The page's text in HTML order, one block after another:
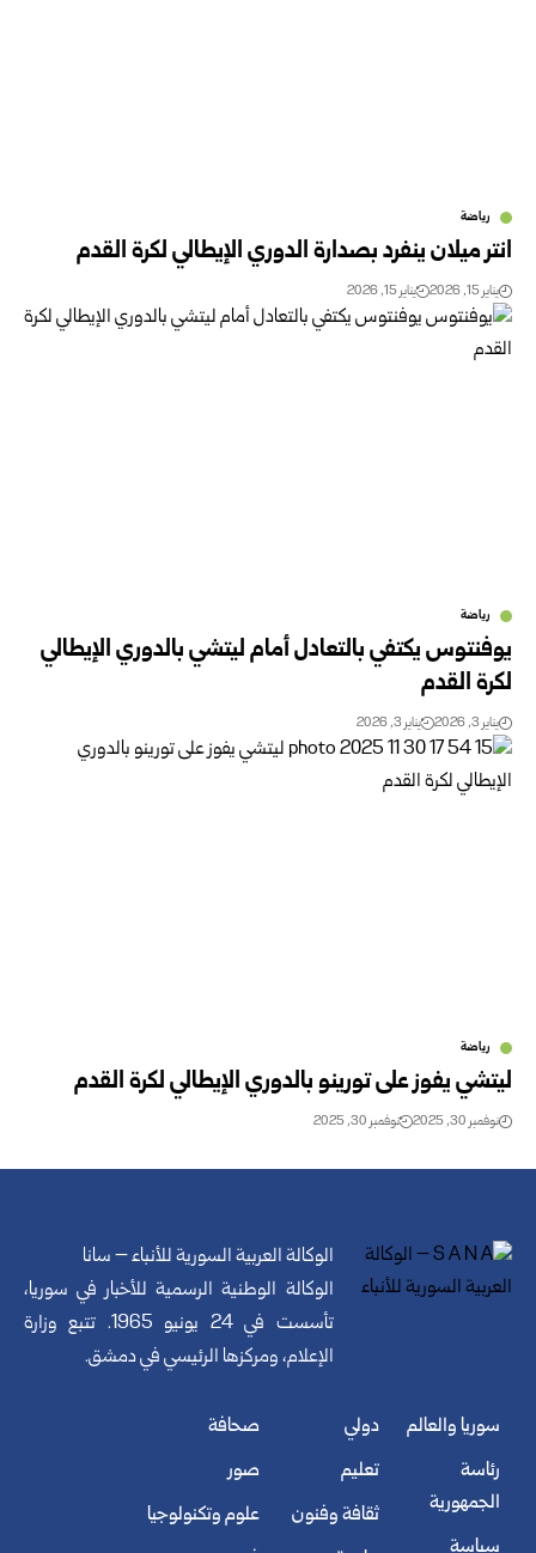
رياضة
انتر ميلان ينفرد بصدارة الدوري الإيطالي لكرة القدم
يناير 15, 2026 يناير 15, 2026
رياضة
يوفنتوس يكتفي بالتعادل أمام ليتشي بالدوري الإيطالي
لكرة القدم
يناير 3, 2026 يناير 3, 2026
رياضة
ليتشي يفوز على تورينو بالدوري الإيطالي لكرة القدم
نوفمبر 30, 2025 نوفمبر 30, 2025
الوكالة العربية السورية للأنباء – سانا
الوكالة الوطنية الرسمية للأخبار في سوريا،
تأسست في 24 يونيو 1965. تتبع وزارة
الإعلام، ومركزها الرئيسي في دمشق.
سوريا والعالم
رئاسة
الجمهورية
دولي
تعليم
ثقافة وفنون
صحافة
صور
علوم وتكنولوجيا